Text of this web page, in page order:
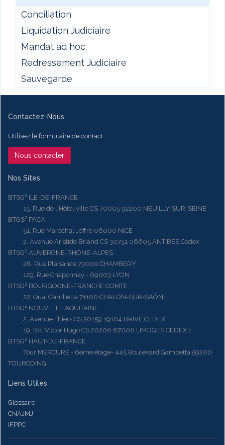
Conciliation
Liquidation Judiciaire
Mandat ad hoc
Redressement Judiciaire
Sauvegarde
Contactez-Nous
Utilisez le formulaire de contact
Nous contacter
Nos Sites
BTSG² ILE-DE-FRANCE
15, Rue de l'Hôtel ville CS 70005 92200 NEUILLY-SUR-SEINE
BTGS² PACA
51, Rue Maréchal Joffre 06000 NICE
2, Avenue Aristide Briand CS 30751 06605 ANTIBES Cedex
BTSG² AUVERGNE-RHÔNE-ALPES
28, Rue Plaisance 73000 CHAMBERY
129, Rue Chaponnay - 69003 LYON
BTSG² BOURGOGNE-FRANCHE COMTE
22, Quai Gambetta 71100 CHALON-SUR-SAÔNE
BTSG² NOUVELLE AQUITAINE
2, Avenue Thiers CS 30159 19104 BRIVE CEDEX
19, Bd. Victor Hugo CS 20206 87006 LIMOGES CEDEX 1
BTSG² HAUT-DE-FRANCE
Tour MERCURE - 6ème étage- 445 Boulevard Gambetta 59200
TOURCOING
Liens Utiles
Glossaire
CNAJMJ
IFPPC